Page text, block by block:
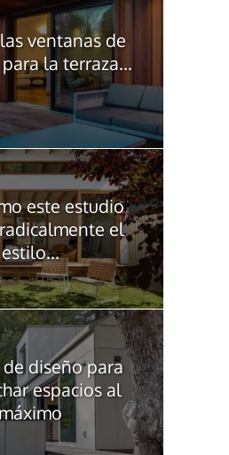
ventanas de
la terraza...
este estudio
el
estilo...
diseño para
espacios al